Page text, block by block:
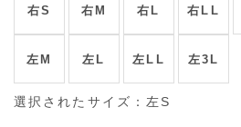
右S 右M 右L 右LL
左M 左L 左LL 左3L
選択されたサイズ：左S